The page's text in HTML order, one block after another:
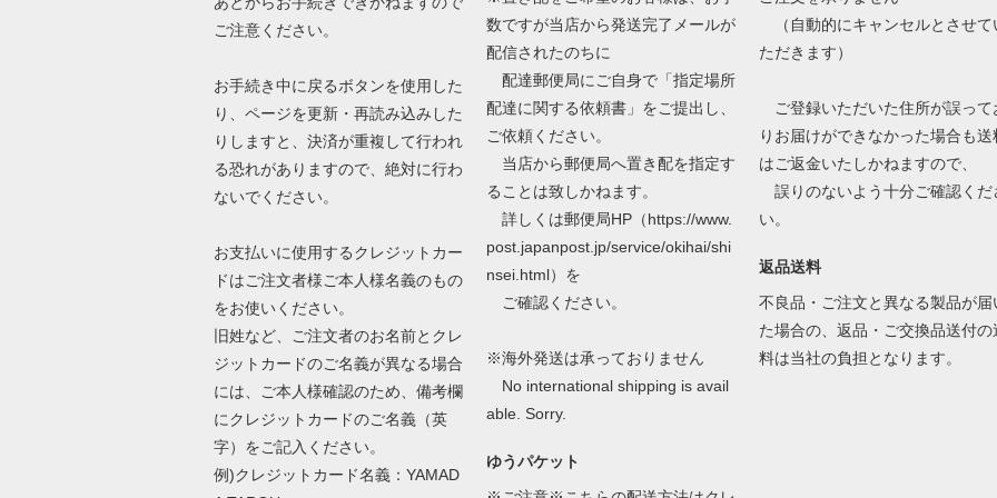
ご注意ください。
お手続き中に戻るボタンを使用した
り、ページを更新・再読み込みした
りしますと、決済が重複して行われ
る恐れがありますので、絶対に行わ
ないでください。
お支払いに使用するクレジットカー
ドはご注文者様ご本人様名義のもの
をお使いください。
旧姓など、ご注文者のお名前とクレ
ジットカードのご名義が異なる場合
には、ご本人様確認のため、備考欄
にクレジットカードのご名義（英
字）をご記入ください。
例)クレジットカード名義：YAMAD
数ですが当店から発送完了メールが
配信されたのちに
配達郵便局にご自身で「指定場所
配達に関する依頼書」をご提出し、
ご依頼ください。
当店から郵便局へ置き配を指定す
ることは致しかねます。
詳しくは郵便局HP（https://www.
post.japanpost.jp/service/okihai/shi
nsei.html）を
ご確認ください。
※海外発送は承っておりません
No international shipping is avail
able. Sorry.
ゆうパケット
（自動的にキャンセルとさせて
ただきます）
ご登録いただいた住所が誤って
りお届けができなかった場合も送
はご返金いたしかねますので、
誤りのないよう十分ご確認くだ
い。
返品送料
不良品・ご注文と異なる製品が届
た場合の、返品・ご交換品送付の
料は当社の負担となります。